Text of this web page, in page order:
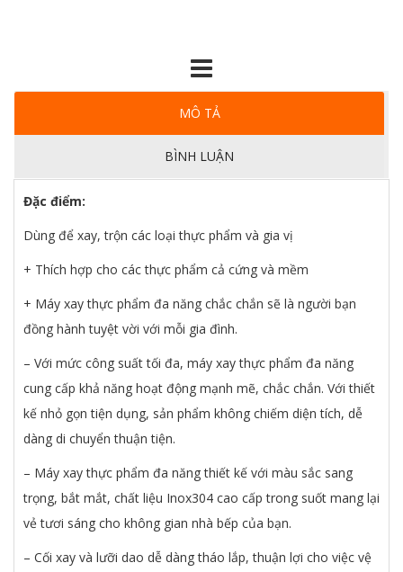
MÔ TẢ
BÌNH LUẬN
Đặc điểm:
Dùng để xay, trộn các loại thực phẩm và gia vị
+ Thích hợp cho các thực phẩm cả cứng và mềm
+ Máy xay thực phẩm đa năng chắc chắn sẽ là người bạn
đồng hành tuyệt vời với mỗi gia đình.
– Với mức công suất tối đa, máy xay thực phẩm đa năng
cung cấp khả năng hoạt động mạnh mẽ, chắc chắn. Với thiết
kế nhỏ gọn tiện dụng, sản phẩm không chiếm diện tích, dễ
dàng di chuyển thuận tiện.
– Máy xay thực phẩm đa năng thiết kế với màu sắc sang
trọng, bắt mắt, chất liệu Inox304 cao cấp trong suốt mang lại
vẻ tươi sáng cho không gian nhà bếp của bạn.
– Cối xay và lưỡi dao dễ dàng tháo lắp, thuận lợi cho việc vệ